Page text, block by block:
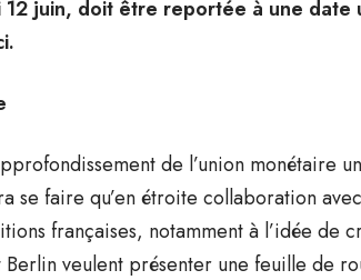
juin, doit être reportée à une date
de l’union monétaire
se faire qu’en étroite collaboration
françaises, notamment à l’idée de
Berlin veulent présenter une feuille de